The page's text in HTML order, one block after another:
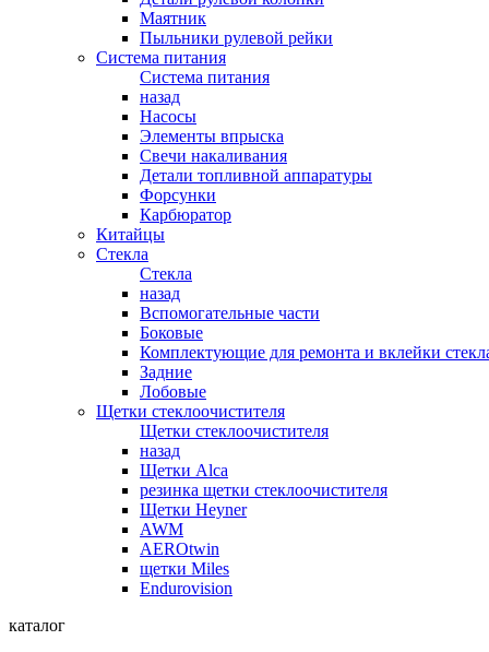
Маятник
Пыльники рулевой рейки
Система питания
Система питания
назад
Насосы
Элементы впрыска
Свечи накаливания
Детали топливной аппаратуры
Форсунки
Карбюратор
Китайцы
Стекла
Стекла
назад
Вспомогательные части
Боковые
Комплектующие для ремонта и вклейки
Задние
Лобовые
Щетки стеклоочистителя
Щетки стеклоочистителя
назад
Щетки Alca
резинка щетки стеклоочистителя
Щетки Heyner
AWM
AEROtwin
щетки Miles
Endurovision
каталог